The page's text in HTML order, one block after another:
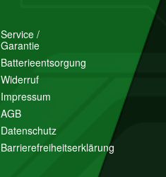
Service /
Garantie
Batterieentsorgung
Widerruf
Impressum
AGB
Datenschutz
Barrierefreiheitserklärung